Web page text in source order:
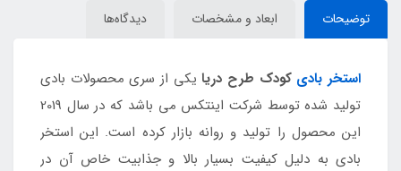
توضیحات ابعاد و مشخصات دیدگاه‌ها
استخر بادی کودک طرح دریایکی از سری محصولات بادی
تولید شده توسط شرکت اینتکس می باشد که در سال 2019
این محصول را تولید و روانه بازار کرده است. این استخر
بادی به دلیل کیفیت بسیار بالا و جذابیت خاص آن در